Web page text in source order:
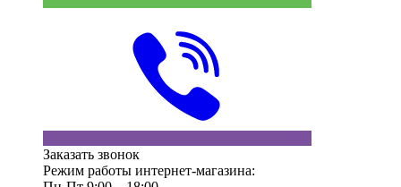
Заказать звонок
Режим работы интернет-магазина: